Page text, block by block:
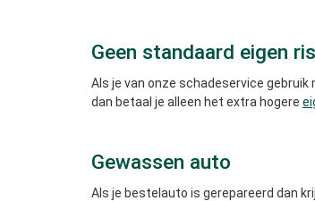
Geen standaard eigen
Als je van onze schadeservice gebruik
dan betaal je alleen het extra hogere
Gewassen auto
Als je bestelauto is gerepareerd dan